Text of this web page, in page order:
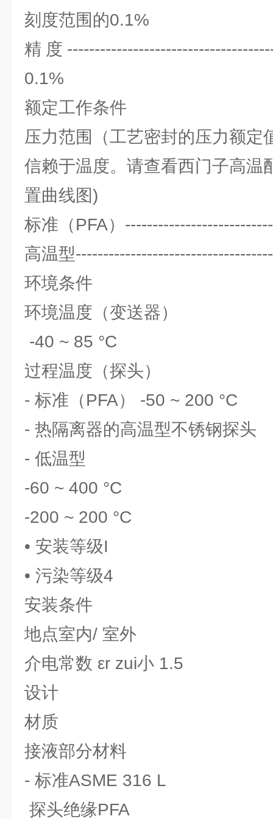
刻度范围的0.1%
精度
0.1%
额定工作条件
压力范围（工艺密封的压力额定
信赖于温度。请查看西门子高温
置曲线图)
标准（PFA）
高温型
环境条件
环境温度（变送器）
-40 ~ 85 °C
过程温度（探头）
- 标准（PFA） -50 ~ 200 °C
- 热隔离器的高温型不锈钢探头
- 低温型
-60 ~ 400 °C
-200 ~ 200 °C
• 安装等级I
• 污染等级4
安装条件
地点室内/ 室外
介电常数 εr zui小 1.5
设计
材质
接液部分材料
- 标准ASME 316 L
探头绝缘PFA